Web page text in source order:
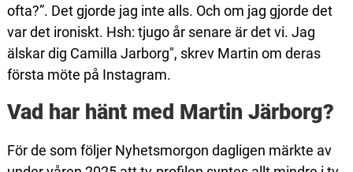
ofta?”. Det gjorde jag inte alls. Och om jag gjorde det
var det ironiskt. Hsh: tjugo år senare är det vi. Jag
älskar dig Camilla Jarborg", skrev Martin om deras
första möte på Instagram.
Vad har hänt med Martin Järborg?
För de som följer Nyhetsmorgon dagligen märkte av